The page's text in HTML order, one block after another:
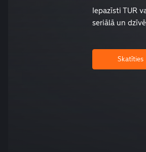
Iepazīsti TUR
seriālā un
Skatīties